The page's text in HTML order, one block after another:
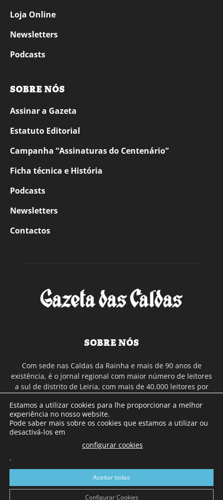
Loja Online
Newsletters
Podcasts
SOBRE NÓS
Assinar a Gazeta
Estatuto Editorial
Campanha “Assinaturas do Centenário”
Ficha técnica e História
Podcasts
Newsletters
Contactos
SOBRE NÓS
Com sede nas Caldas da Rainha e mais de 90 anos de
existência, é o jornal regional com maior número de leitores
a sul de distrito de Leiria, com mais de 40.000 leitores por
Continental e assinatura online.
SIGA-NOS
Estamos a utilizar cookies para lhe proporcionar a melhor
experiência no nosso website.
Pode saber mais sobre os cookies que estamos a utilizar ou
desactivá-los em
configurar cookies
.
Aceitar todas
Configurar Cookies